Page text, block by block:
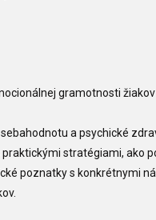
gramotnosti
a psychické
stratégiami, ako
poznatky s konkrétnymi